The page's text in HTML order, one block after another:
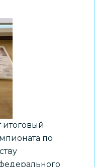
итоговый
по